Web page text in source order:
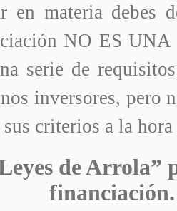
en materia debes
NO ES
serie de
inversores, pero
criterios a la hora
de Arrola”
financiación.